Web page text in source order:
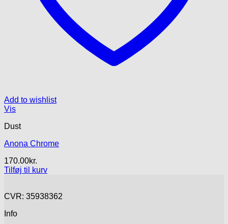
Add to wishlist
Vis
Dust
Anona Chrome
170.00kr.
Tilføj til kurv
CVR: 35938362
Info